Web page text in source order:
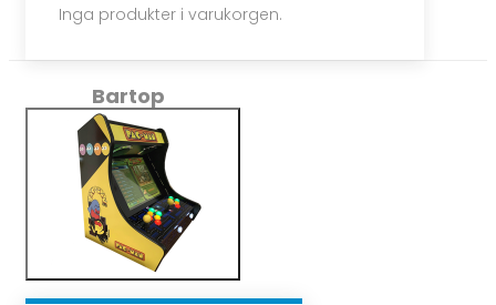
Inga produkter i varukorgen.
Bartop